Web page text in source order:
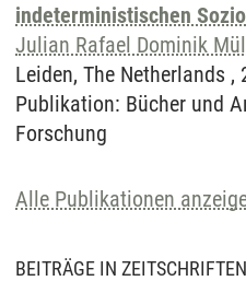
indeterministischen
Julian Rafael Dominik
Leiden, The Netherlands ,
Publikation: Bücher und
Forschung
Alle Publikationen
BEITRÄGE IN ZEITSCHRIFTEN